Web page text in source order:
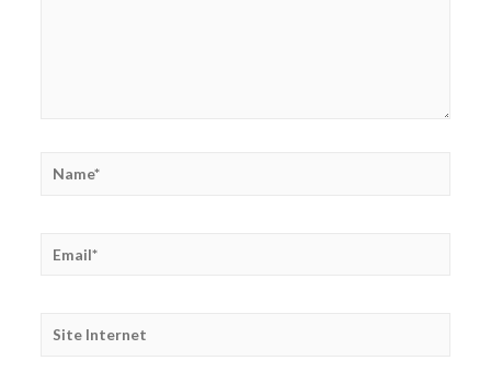
Name*
Email*
Site